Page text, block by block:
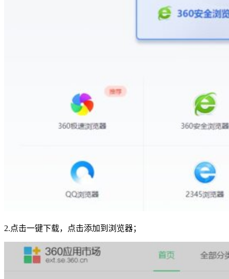
2.点击一键下载，点击添加到浏览器；